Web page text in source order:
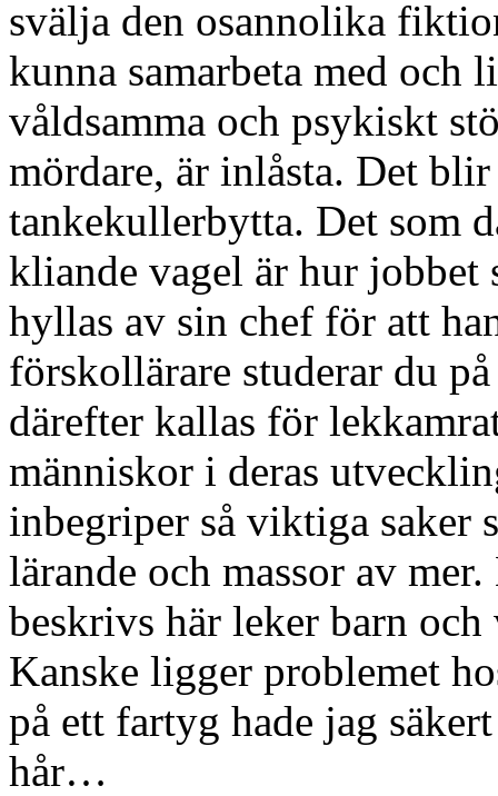
svälja den osannolika
kunna samarbeta med
våldsamma och psykiskt
mördare, är inlåsta. Det blir
tankekullerbytta. Det som
kliande vagel är hur jobbet
hyllas av sin chef för att
förskollärare studerar du
därefter kallas för
människor i deras
inbegriper så viktiga saker
lärande och massor av
beskrivs här leker barn
Kanske ligger problemet
på ett fartyg hade jag
hår…